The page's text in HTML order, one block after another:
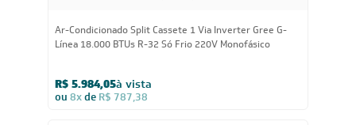
Ar-Condicionado Split Cassete 1 Via Inverter Gree G-
Línea 18.000 BTUs R-32 Só Frio 220V Monofásico
R$ 5.984,05à vista
ou 8xde R$ 787,38